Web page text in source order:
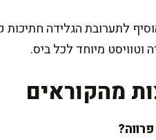
לתערובת הגלידה חתיכות
מיוחד לכל ביס.
מהקוראים